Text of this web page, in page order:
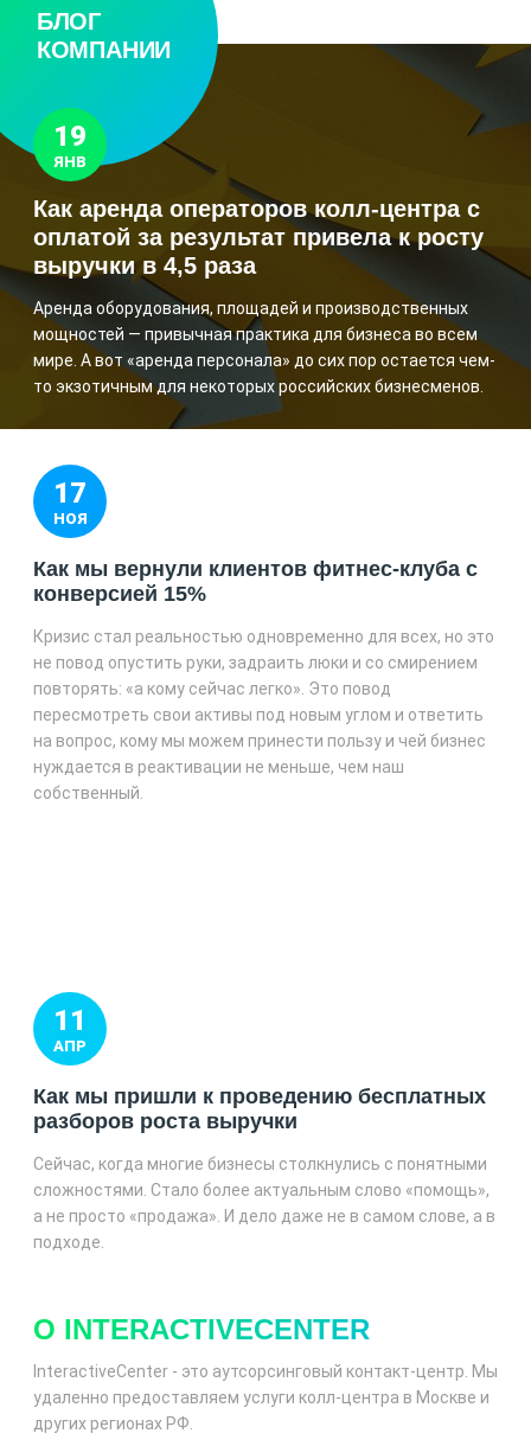
БЛОГ
КОМПАНИИ
19
ЯНВ
Как аренда операторов колл-центра с
оплатой за результат привела к росту
выручки в 4,5 раза
Аренда оборудования, площадей и производственных
мощностей — привычная практика для бизнеса во всем
мире. А вот «аренда персонала» до сих пор остается чем-
то экзотичным для некоторых российских бизнесменов.
17
НОЯ
Как мы вернули клиентов фитнес-клуба с
конверсией 15%
Кризис стал реальностью одновременно для всех, но это
не повод опустить руки, задраить люки и со смирением
повторять: «а кому сейчас легко». Это повод
пересмотреть свои активы под новым углом и ответить
на вопрос, кому мы можем принести пользу и чей бизнес
нуждается в реактивации не меньше, чем наш
собственный.
11
АПР
Как мы пришли к проведению бесплатных
разборов роста выручки
Сейчас, когда многие бизнесы столкнулись с понятными
сложностями. Стало более актуальным слово «помощь»,
а не просто «продажа». И дело даже не в самом слове, а в
подходе.
О INTERACTIVECENTER
InteractiveCenter - это аутсорсинговый контакт-центр. Мы
удаленно предоставляем услуги колл-центра в Москве и
других регионах РФ.